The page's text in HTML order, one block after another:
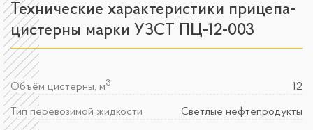
Технические характеристики прицепа-
цистерны марки УЗСТ ПЦ-12-003
Объём цистерны, м3 12
Тип перевозимой жидкости Светлые нефтепродукты